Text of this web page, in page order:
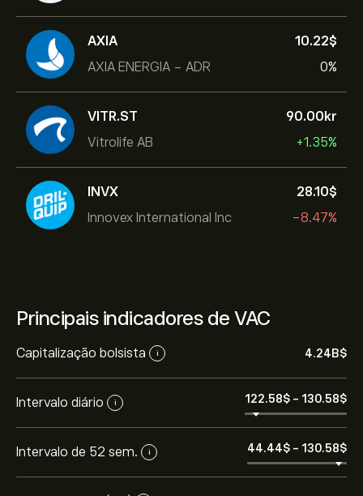
AXIA
AXIA ENERGIA - ADR
10.22‎$‎
0%
VITR.ST
Vitrolife AB
90.00‎kr‎
+1.35%
INVX
Innovex International Inc
28.10‎$‎
-8.47%
Principais indicadores de VAC
Capitalização bolsista i 4.24B‎$‎
Intervalo diário i 122.58‎$‎ - 130.58‎$‎
Intervalo de 52 sem. i 44.44‎$‎ - 130.58‎$‎